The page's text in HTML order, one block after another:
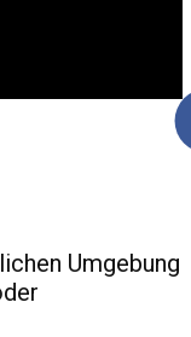
Umgebung